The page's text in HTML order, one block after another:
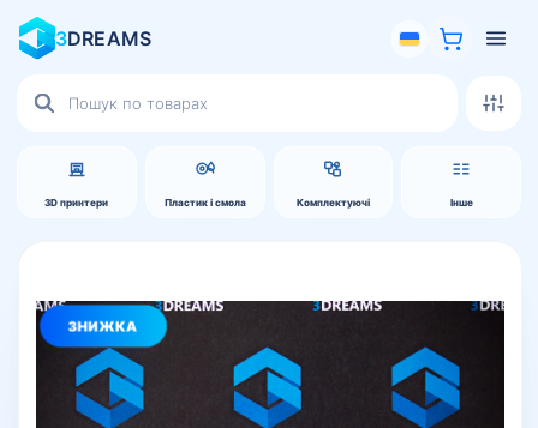
3DREAMS
3D принтери Пластик і смола Комплектуючі Інше
товарів